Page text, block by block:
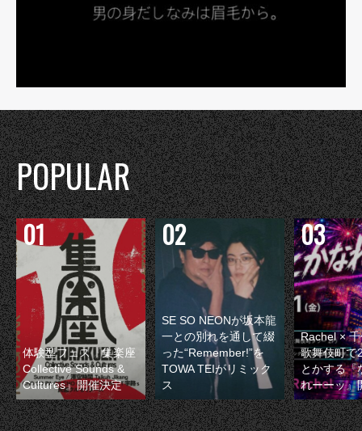
POPULAR
体験型フェス『集楽座
Collective Sounds &
Cultures』開催決定
SE SO NEONが坂本龍
一との別れを通して綴
った“Remember!”を
TOWA TEIがリミック
ス
Rachel ×
歌舞伎町で
とかする『
れーーッ』